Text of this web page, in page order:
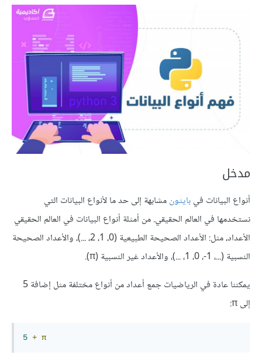
مدخل
أنواع البيانات فيبايثونمشابهة إلى حد ما لأنواع البيانات التي
نستخدمها في العالم الحقيقي. من أمثلة أنواع البيانات في العالم الحقيقي
الأعداد، مثل: الأعداد الصحيحة الطبيعية (0، 1، 2، ...)، والأعداد الصحيحة
النسبية (...، 1-، 0، 1، ...)، والأعداد غير النسبية (π).
يمكننا عادة في الرياضيات جمع أعداد من أنواع مختلفة مثل إضافة 5
إلى π:
5 + π